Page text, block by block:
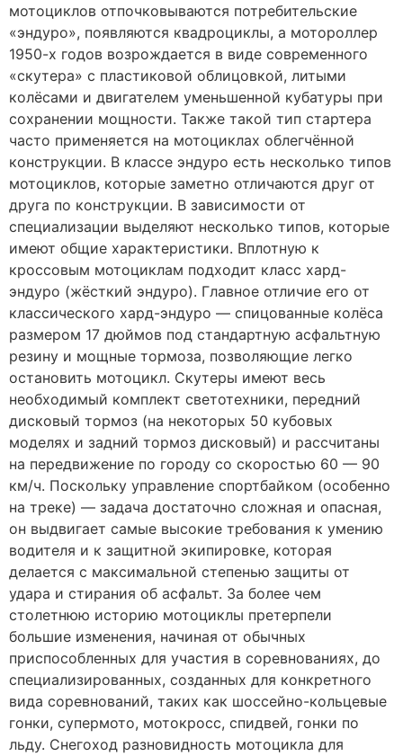
мотоциклов отпочковываются потребительские
«эндуро», появляются квадроциклы, а мотороллер
1950-х годов возрождается в виде современного
«скутера» с пластиковой облицовкой, литыми
колёсами и двигателем уменьшенной кубатуры при
сохранении мощности. Также такой тип стартера
часто применяется на мотоциклах облегчённой
конструкции. В классе эндуро есть несколько типов
мотоциклов, которые заметно отличаются друг от
друга по конструкции. В зависимости от
специализации выделяют несколько типов, которые
имеют общие характеристики. Вплотную к
кроссовым мотоциклам подходит класс хард-
эндуро (жёсткий эндуро). Главное отличие его от
классического хард-эндуро — спицованные колёса
размером 17 дюймов под стандартную асфальтную
резину и мощные тормоза, позволяющие легко
остановить мотоцикл. Скутеры имеют весь
необходимый комплект светотехники, передний
дисковый тормоз (на некоторых 50 кубовых
моделях и задний тормоз дисковый) и рассчитаны
на передвижение по городу со скоростью 60 — 90
км/ч. Поскольку управление спортбайком (особенно
на треке) — задача достаточно сложная и опасная,
он выдвигает самые высокие требования к умению
водителя и к защитной экипировке, которая
делается с максимальной степенью защиты от
удара и стирания об асфальт. За более чем
столетнюю историю мотоциклы претерпели
большие изменения, начиная от обычных
приспособленных для участия в соревнованиях, до
специализированных, созданных для конкретного
вида соревнований, таких как шоссейно-кольцевые
гонки, супермото, мотокросс, спидвей, гонки по
льду. Снегоход разновидность мотоцикла для